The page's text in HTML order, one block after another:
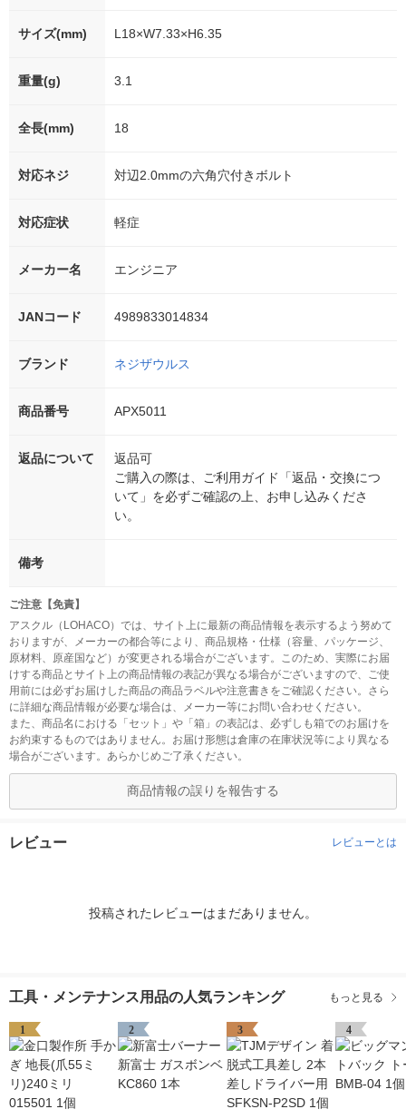
サイズ(mm) L18×W7.33×H6.35
重量(g) 3.1
全長(mm) 18
対応ネジ 対辺2.0mmの六角穴付きボルト
対応症状 軽症
メーカー名 エンジニア
JANコード 4989833014834
ブランド ネジザウルス
商品番号 APX5011
返品について
返品可
ご購入の際は、ご利用ガイド「返品・交換につ
いて」を必ずご確認の上、お申し込みくださ
い。
備考
ご注意【免責】
アスクル（LOHACO）では、サイト上に最新の商品情報を表示するよう努めて
おりますが、メーカーの都合等により、商品規格・仕様（容量、パッケージ、
原材料、原産国など）が変更される場合がございます。このため、実際にお届
けする商品とサイト上の商品情報の表記が異なる場合がございますので、ご使
用前には必ずお届けした商品の商品ラベルや注意書きをご確認ください。さら
に詳細な商品情報が必要な場合は、メーカー等にお問い合わせください。
また、商品名における「セット」や「箱」の表記は、必ずしも箱でのお届けを
お約束するものではありません。お届け形態は倉庫の在庫状況等により異なる
場合がございます。あらかじめご了承ください。
商品情報の誤りを報告する
レビュー レビューとは
投稿されたレビューはまだありません。
工具・メンテナンス用品の人気ランキング もっと見る
1 2 3 4